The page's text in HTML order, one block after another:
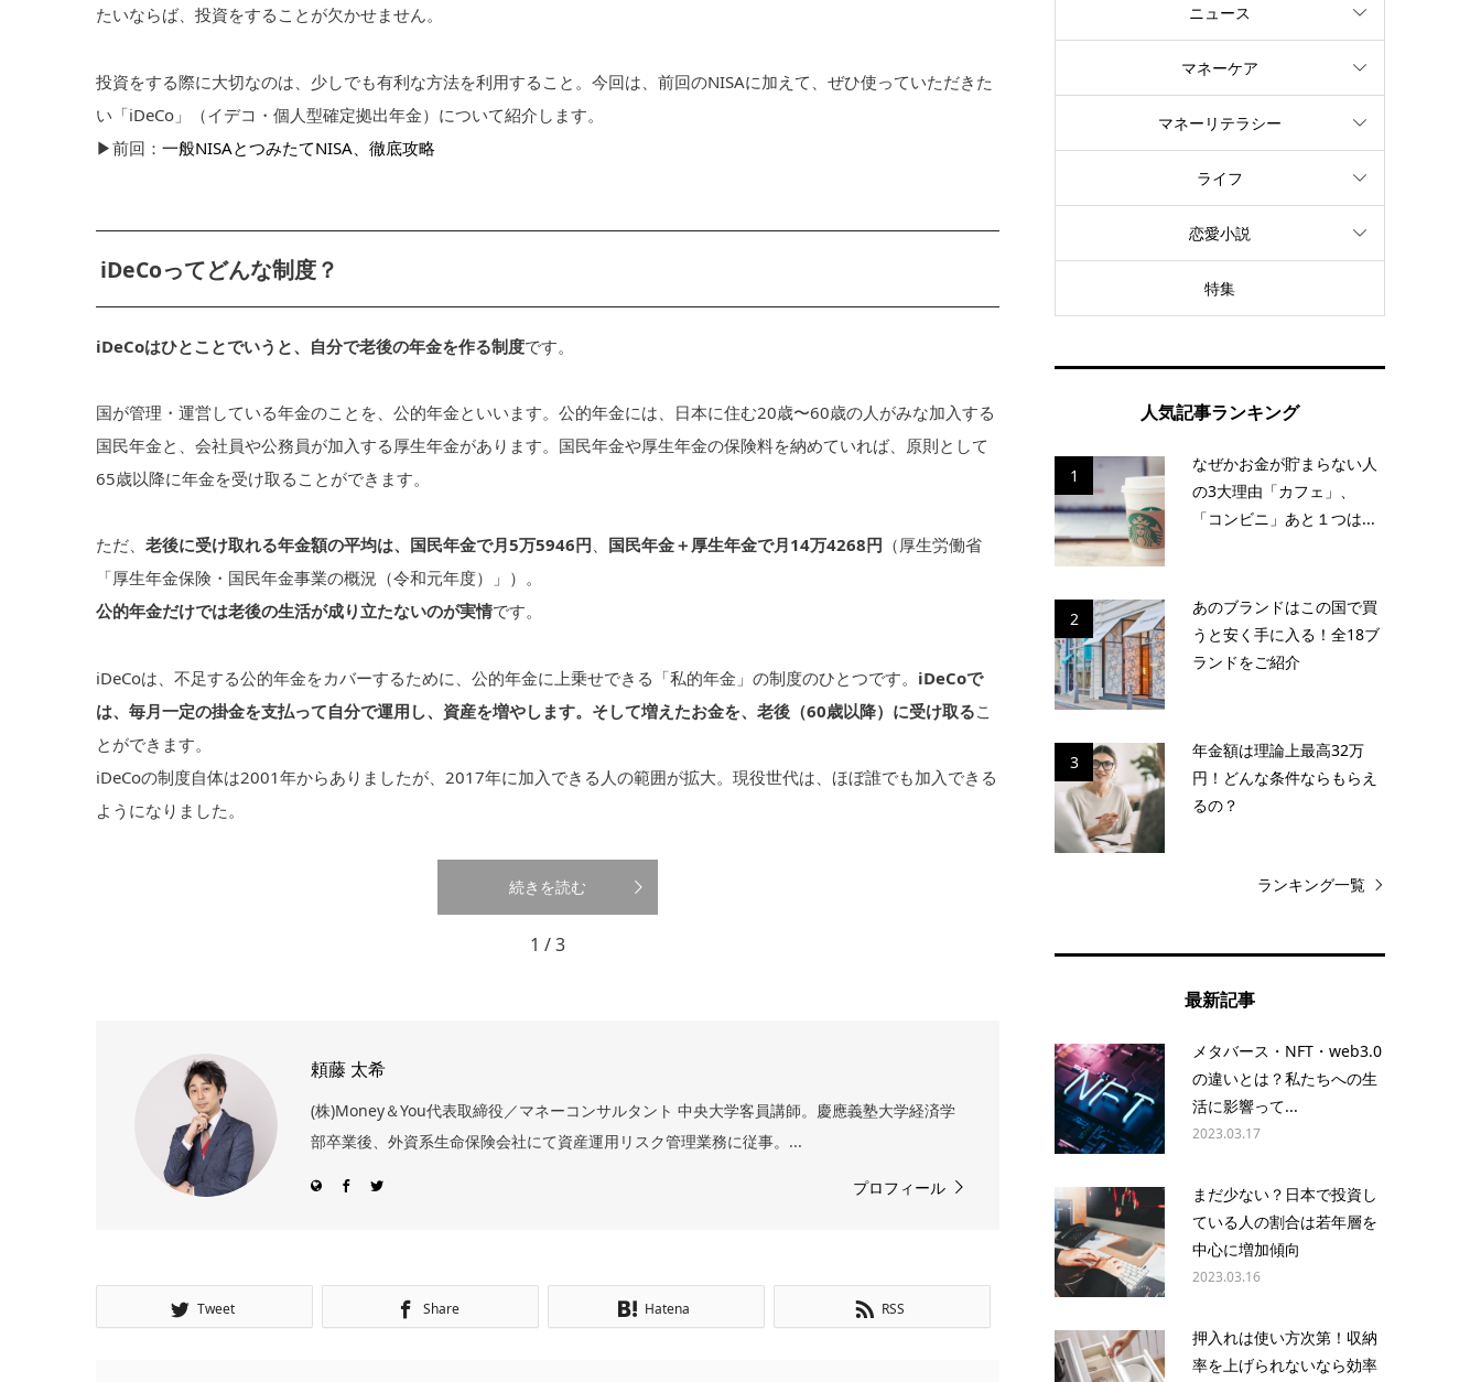
たいならば、投資をすることが欠かせません。
投資をする際に大切なのは、少しでも有利な方法を利用すること。今回は、前回のNISAに加えて、ぜひ使っていただきた
い「iDeCo」（イデコ・個人型確定拠出年金）について紹介します。
▶︎前回： 一般NISAとつみたてNISA、徹底攻略
iDeCoってどんな制度？
iDeCoはひとことでいうと、自分で老後の年金を作る制度です。
国が管理・運営している年金のことを、公的年金といいます。公的年金には、日本に住む20歳〜60歳の人がみな加入する
国民年金と、会社員や公務員が加入する厚生年金があります。国民年金や厚生年金の保険料を納めていれば、原則として
65歳以降に年金を受け取ることができます。
ただ、 老後に受け取れる年金額の平均は、国民年金で月5万5946円、 国民年金＋厚生年金で月14万4268円 （厚生労働省
「厚生年金保険・国民年金事業の概況（令和元年度）」）。
公的年金だけでは老後の生活が成り立たないのが実情です。
iDeCoは、不足する公的年金をカバーするために、公的年金に上乗せできる「私的年金」の制度のひとつです。 iDeCoで
は、毎月一定の掛金を支払って自分で運用し、資産を増やします。そして増えたお金を、老後（60歳以降）に受け取るこ
とができます。
iDeCoの制度自体は2001年からありましたが、2017年に加入できる人の範囲が拡大。現役世代は、ほぼ誰でも加入できる
ようになりました。
続きを読む
1 / 3
頼藤 太希
(株)Money＆You代表取締役／マネーコンサルタント 中央大学客員講師。慶應義塾大学経済学
部卒業後、外資系生命保険会社にて資産運用リスク管理業務に従事。...
プロフィール
Tweet Share Hatena RSS
ニュース
マネーケア
マネーリテラシー
ライフ
恋愛小説
特集
人気記事ランキング
1
なぜかお金が貯まらない人
の3大理由「カフェ」、
「コンビニ」あと１つは...
2
あのブランドはこの国で買
うと安く手に入る！全18ブ
ランドをご紹介
3
年金額は理論上最高32万
円！どんな条件ならもらえ
るの？
ランキング一覧
最新記事
メタバース・NFT・web3.0
の違いとは？私たちへの生
活に影響って...
2023.03.17
まだ少ない？日本で投資し
ている人の割合は若年層を
中心に増加傾向
2023.03.16
押入れは使い方次第！収納
率を上げられないなら効率